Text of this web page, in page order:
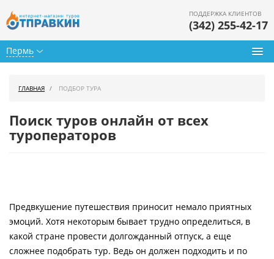
Пермь
ПОДДЕРЖКА КЛИЕНТОВ
(342) 255-42-17
Горящие туры
Страны
Как купить
ГЛАВНАЯ ПОДБОР ТУРА
Поиск туров онлайн от всех
туроператоров
Предвкушение путешествия приносит немало приятных
эмоций. Хотя некоторым бывает трудно определиться, в
какой стране провести долгожданный отпуск, а еще
сложнее подобрать тур. Ведь он должен подходить и по